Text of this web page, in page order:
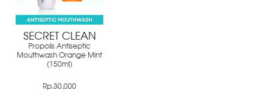
SECRET CLEAN
Propolis Antiseptic
Mouthwash Orange Mint
(150ml)
Rp.30,000